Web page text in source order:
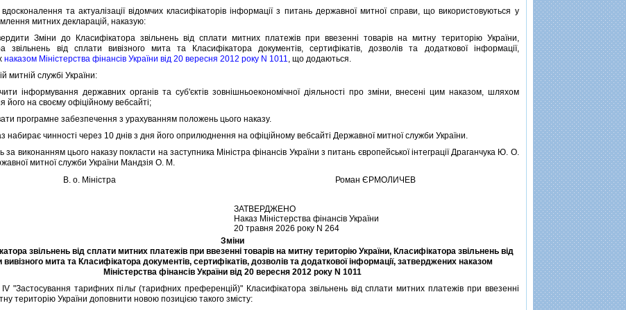
та актуалiзацiї вiдомчих класифiкаторiв iнформацiї з питань державної митної справи, що використовуються у
митних декларацiй, наказую:
Змiни до Класифiкатора звiльнень вiд сплати митних платежiв при ввезеннi товарiв на митну територiю України,
звiльнень вiд сплати вивiзного мита та Класифiкатора документiв, сертифiкатiв, дозволiв та додаткової iнформацiї,
наказом Мiнiстерства фiнансiв України вiд 20 вересня 2012 року N 1011, що додаються.
митнiй службi України:
iнформування державних органiв та суб'єктiв зовнiшньоекономiчної дiяльностi про змiни, внесенi цим наказом, шляхом
його на своєму офiцiйному вебсайтi;
програмне забезпечення з урахуванням положень цього наказу.
набирає чинностi через 10 днiв з дня його оприлюднення на офiцiйному вебсайтi Державної митної служби України.
виконанням цього наказу покласти на заступника Мiнiстра фiнансiв України з питань європейської iнтеграцiї Драганчука Ю. О.
митної служби України Мандзiя О. М.
В. о. Мiнiстра
Роман ЄРМОЛИЧЕВ
ЗАТВЕРДЖЕНО
Наказ Мiнiстерства фiнансiв України
20 травня 2026 року N 264
Змiни
звiльнень вiд сплати митних платежiв при ввезеннi товарiв на митну територiю України, Класифiкатора звiльнень вiд
вивiзного мита та Класифiкатора документiв, сертифiкатiв, дозволiв та додаткової iнформацiї, затверджених наказом
Мiнiстерства фiнансiв України вiд 20 вересня 2012 року N 1011
тарифних пiльг (тарифних преференцiй)" Класифiкатора звiльнень вiд сплати митних платежiв при ввезеннi
територiю України доповнити новою позицiєю такого змiсту: